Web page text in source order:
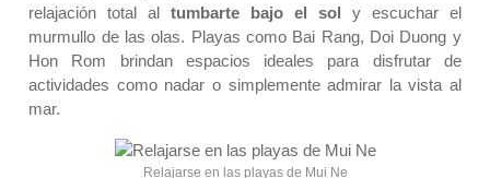
relajación total altumbarte bajo el sol y escuchar el
murmullo de las olas. Playas como Bai Rang, Doi Duong y
Hon Rom brindan espacios ideales para disfrutar de
actividades como nadar o simplemente admirar la vista al
mar.
Relajarse en las playas de Mui Ne